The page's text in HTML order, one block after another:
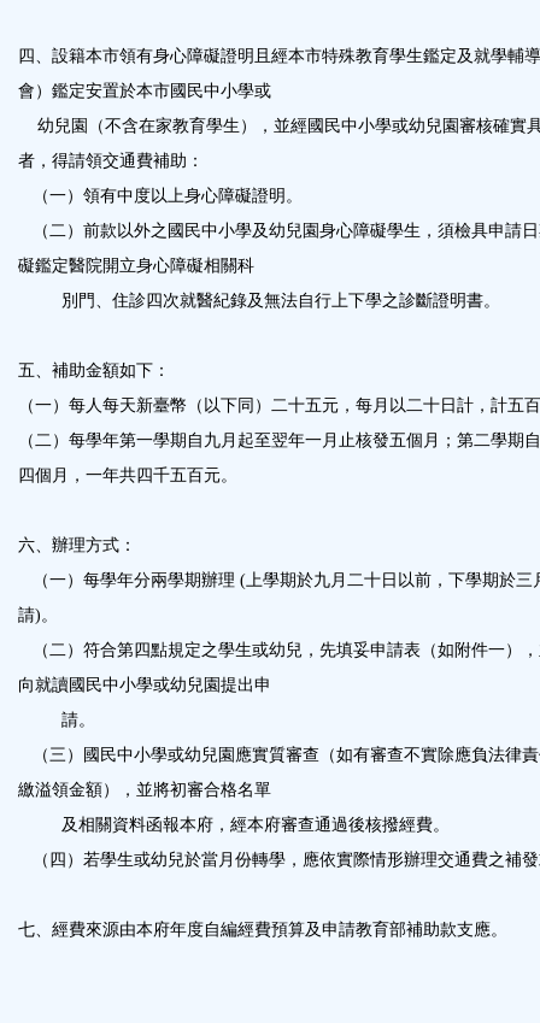
四、設籍本市領有身心障礙證明且經本市特殊教育學生鑑定及就學輔
會）鑑定安置於本市國民中小學或
幼兒園（不含在家教育學生），並經國民中小學或幼兒園審核確實
者，得請領交通費補助：
（一）領有中度以上身心障礙證明。
（二）前款以外之國民中小學及幼兒園身心障礙學生，須檢具申請
礙鑑定醫院開立身心障礙相關科
別門、住診四次就醫紀錄及無法自行上下學之診斷證明書。
五、補助金額如下：
（一）每人每天新臺幣（以下同）二十五元，每月以二十日計，計五
（二）每學年第一學期自九月起至翌年一月止核發五個月；第二學期
四個月，一年共四千五百元。
六、辦理方式：
（一）每學年分兩學期辦理 (上學期於九月二十日以前，下學期於三
請)。
（二）符合第四點規定之學生或幼兒，先填妥申請表（如附件一）
向就讀國民中小學或幼兒園提出申
請。
（三）國民中小學或幼兒園應實質審查（如有審查不實除應負法律
繳溢領金額），並將初審合格名單
及相關資料函報本府，經本府審查通過後核撥經費。
（四）若學生或幼兒於當月份轉學，應依實際情形辦理交通費之補
七、經費來源由本府年度自編經費預算及申請教育部補助款支應。